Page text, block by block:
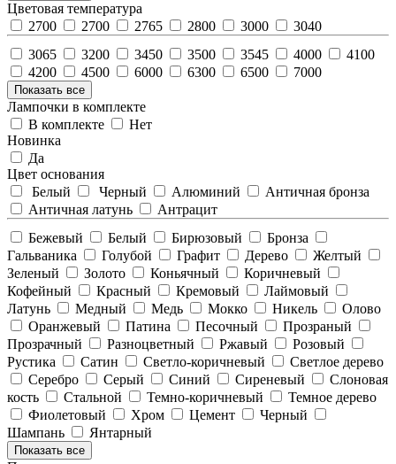
Цветовая температура
2700
2700 2765 2800 3000
3040
3065
3200 3450 3500 3545 4000
4100
4200
4500 6000 6300 6500 7000
Показать все
Лампочки в комплекте
В комплекте
Нет
Новинка
Да
Цвет основания
Белый
Черный Алюминий
Античная бронза
Античная латунь
Антрацит
Бежевый
Белый Бирюзовый
Бронза
Гальваника
Голубой Графит Дерево
Желтый
Зеленый
Золото Коньячный
Коричневый
Кофейный
Красный Кремовый
Лаймовый
Латунь
Медный Медь Мокко Никель
Олово
Оранжевый
Патина Песочный
Прозраный
Прозрачный
Разноцветный Ржавый
Розовый
Рустика
Сатин Светло-коричневый
Светлое дерево
Серебро
Серый Синий Сиреневый
Слоновая
кость
Стальной Темно-коричневый
Темное дерево
Фиолетовый
Хром Цемент
Черный
Шампань
Янтарный
Показать все